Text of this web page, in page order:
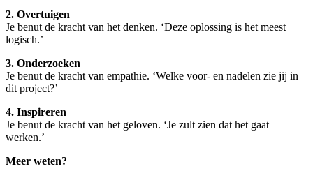
2. Overtuigen
Je benut de kracht van het denken. ‘Deze oplossing is het meest
logisch.’
3. Onderzoeken
Je benut de kracht van empathie. ‘Welke voor- en nadelen zie jij in
dit project?’
4. Inspireren
Je benut de kracht van het geloven. ‘Je zult zien dat het gaat
werken.’
Meer weten?